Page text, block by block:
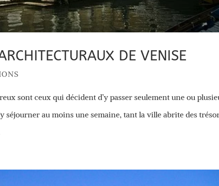
DE VENISE
sont ceux qui décident d’y passer seulement une ou
séjourner au moins une semaine, tant la ville abrite des